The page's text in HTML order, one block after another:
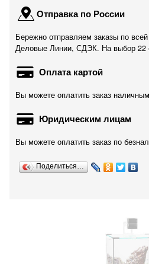
Отправка по России
Бережно отправляем заказы по
Деловые Линии, СДЭК. На выбор 22
Оплата картой
Вы можете оплатить заказ
Юридическим лицам
Вы можете оплатить заказ по
Поделиться…